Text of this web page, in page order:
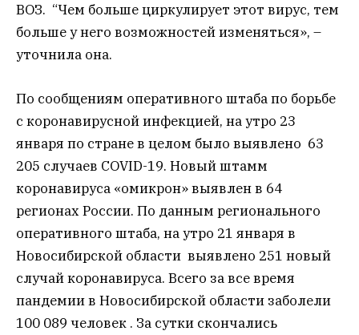
ВОЗ. “Чем больше циркулирует этот вирус, тем
больше у него возможностей изменяться», –
уточнила она.
По сообщениям оперативного штаба по борьбе
с коронавирусной инфекцией, на утро 23
января по стране в целом было выявлено 63
205 случаев COVID-19. Новый штамм
коронавируса «омикрон» выявлен в 64
регионах России. По данным регионального
оперативного штаба, на утро 21 января в
Новосибирской области выявлено 251 новый
случай коронавируса. Всего за все время
пандемии в Новосибирской области заболели
100 089 человек . За сутки скончались